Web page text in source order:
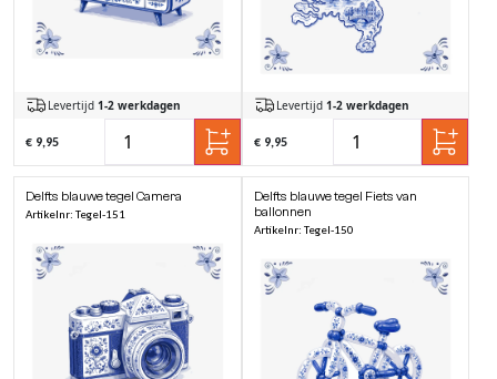
Levertijd 1-2 werkdagen
€ 9,95
Levertijd 1-2 werkdagen
€ 9,95
Delfts blauwe tegel Camera
Artikelnr: Tegel-151
Delfts blauwe tegel Fiets van
ballonnen
Artikelnr: Tegel-150